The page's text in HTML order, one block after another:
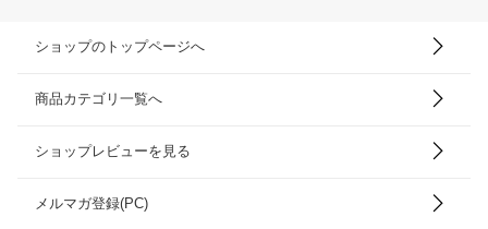
ショップのトップページへ
商品カテゴリ一覧へ
ショップレビューを見る
メルマガ登録(PC)